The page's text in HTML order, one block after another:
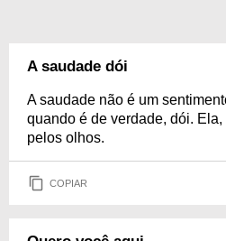
A saudade dói
A saudade não é um
quando é de verdade, dói.
pelos olhos.
COPIAR